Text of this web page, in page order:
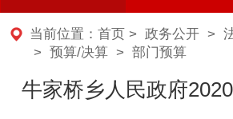
当前位置： 首页 > 政务公开>
> 预算/决算> 部门预算
牛家桥乡人民政府